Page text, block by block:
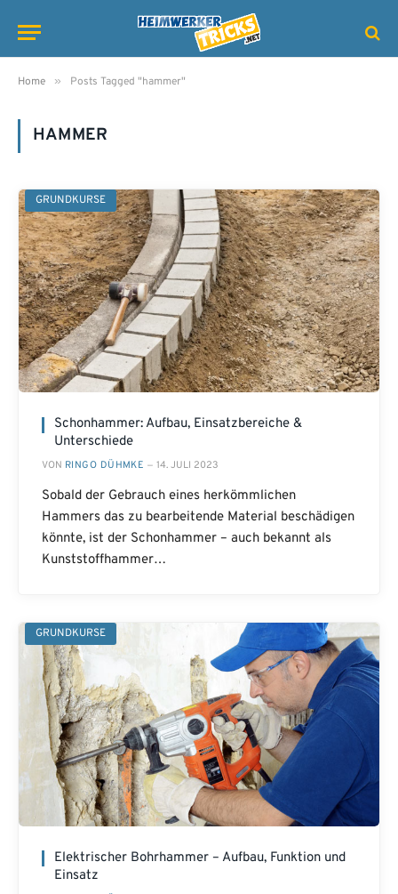
Home » Posts Tagged "hammer"
HAMMER
GRUNDKURSE
Schonhammer: Aufbau, Einsatzbereiche &
Unterschiede
VON RINGO DÜHMKE 14. JULI 2023
Sobald der Gebrauch eines herkömmlichen
Hammers das zu bearbeitende Material beschädigen
könnte, ist der Schonhammer – auch bekannt als
Kunststoffhammer…
GRUNDKURSE
Elektrischer Bohrhammer – Aufbau, Funktion und
Einsatz